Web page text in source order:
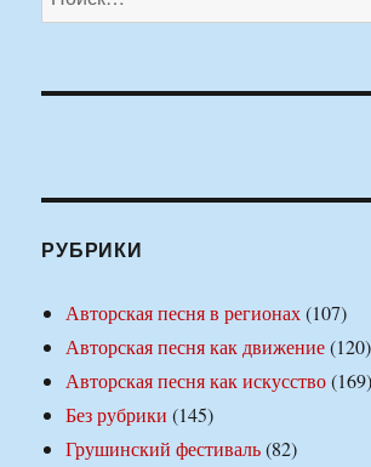
РУБРИКИ
Авторская песня в регионах(107)
Авторская песня как движение(120)
Авторская песня как искусство(169)
Без рубрики (145)
Грушинский фестиваль(82)